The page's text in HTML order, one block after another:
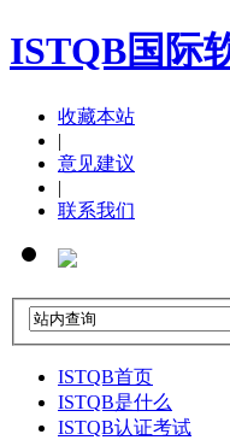
ISTQB国际
收藏本站
|
意见建议
|
联系我们
ISTQB首页
ISTQB是什么
ISTQB认证考试